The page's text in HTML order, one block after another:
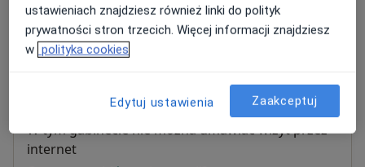
Na konsultacje PSYCHOLOGICZNE zapraszam:
-osoby zmagające się z lękiem, depresją, niskim
poczuciem własnej wartości, myślami rezygnacyjnymi
-osoby, które przeżywają trudności związane z ważną
zmianą życiową (śmierć bliskiej osoby, rozstanie z
choroba);
Poradnia Zdrowia Psychicznego SensiMed
Doktora Judyma 4, Koźle,Kędzierzyn-Koźle
Powiększ mapęotwiera się w nowej karcie
W tym gabinecie nie można umawiać wizyt przez
internet
ustawieniach znajdziesz również linki do polityk
prywatności stron trzecich. Więcej informacji znajdziesz
w polityka cookies
Edytuj ustawienia Zaakceptuj